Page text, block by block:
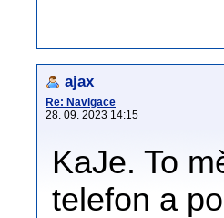
ajax
Re: Navigace
28. 09. 2023 14:15
KaJe. To
telefon a